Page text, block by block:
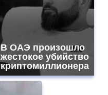
В ОАЭ произошло
жестокое убийство
криптомиллионера